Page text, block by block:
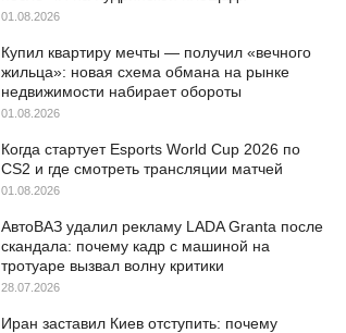
01.08.2026
Купил квартиру мечты — получил «вечного
жильца»: новая схема обмана на рынке
недвижимости набирает обороты
01.08.2026
Когда стартует Esports World Cup 2026 по
CS2 и где смотреть трансляции матчей
01.08.2026
АвтоВАЗ удалил рекламу LADA Granta после
скандала: почему кадр с машиной на
тротуаре вызвал волну критики
28.07.2026
Иран заставил Киев отступить: почему